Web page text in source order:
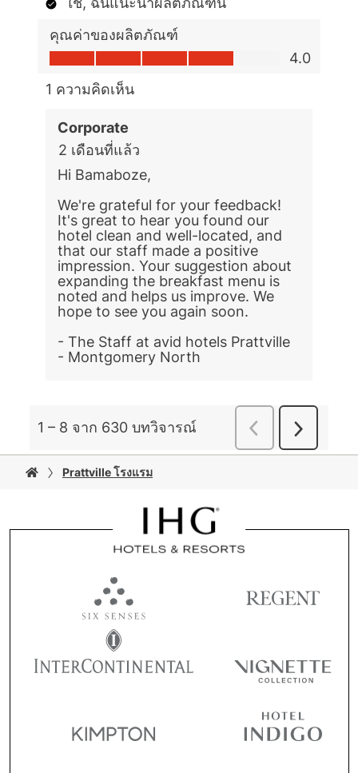
Prattville โรงแรม